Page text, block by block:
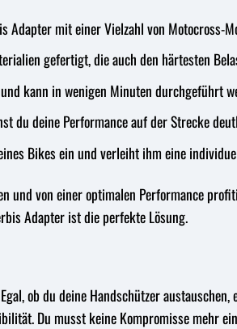
mit einer Vielzahl von Motocross-
gefertigt, die auch den härtesten
kann in wenigen Minuten durchgeführt
du deine Performance auf der Strecke
Bikes ein und verleiht ihm eine
von einer optimalen Performance
Adapter ist die perfekte Lösung.
ob du deine Handschützer austauschen,
Du musst keine Kompromisse mehr